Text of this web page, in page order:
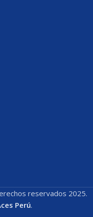
reservados 2025.
Perú.